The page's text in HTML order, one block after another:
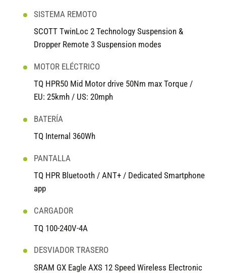
SISTEMA REMOTO
SCOTT TwinLoc 2 Technology Suspension &
Dropper Remote 3 Suspension modes
MOTOR ELÉCTRICO
TQ HPR50 Mid Motor drive 50Nm max Torque /
EU: 25kmh / US: 20mph
BATERÍA
TQ Internal 360Wh
PANTALLA
TQ HPR Bluetooth / ANT+ / Dedicated Smartphone
app
CARGADOR
TQ 100-240V-4A
DESVIADOR TRASERO
SRAM GX Eagle AXS 12 Speed Wireless Electronic